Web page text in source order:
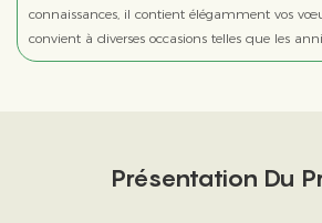
connaissances, il contient élégamment vos
convient à diverses occasions telles que les
Présentation Du